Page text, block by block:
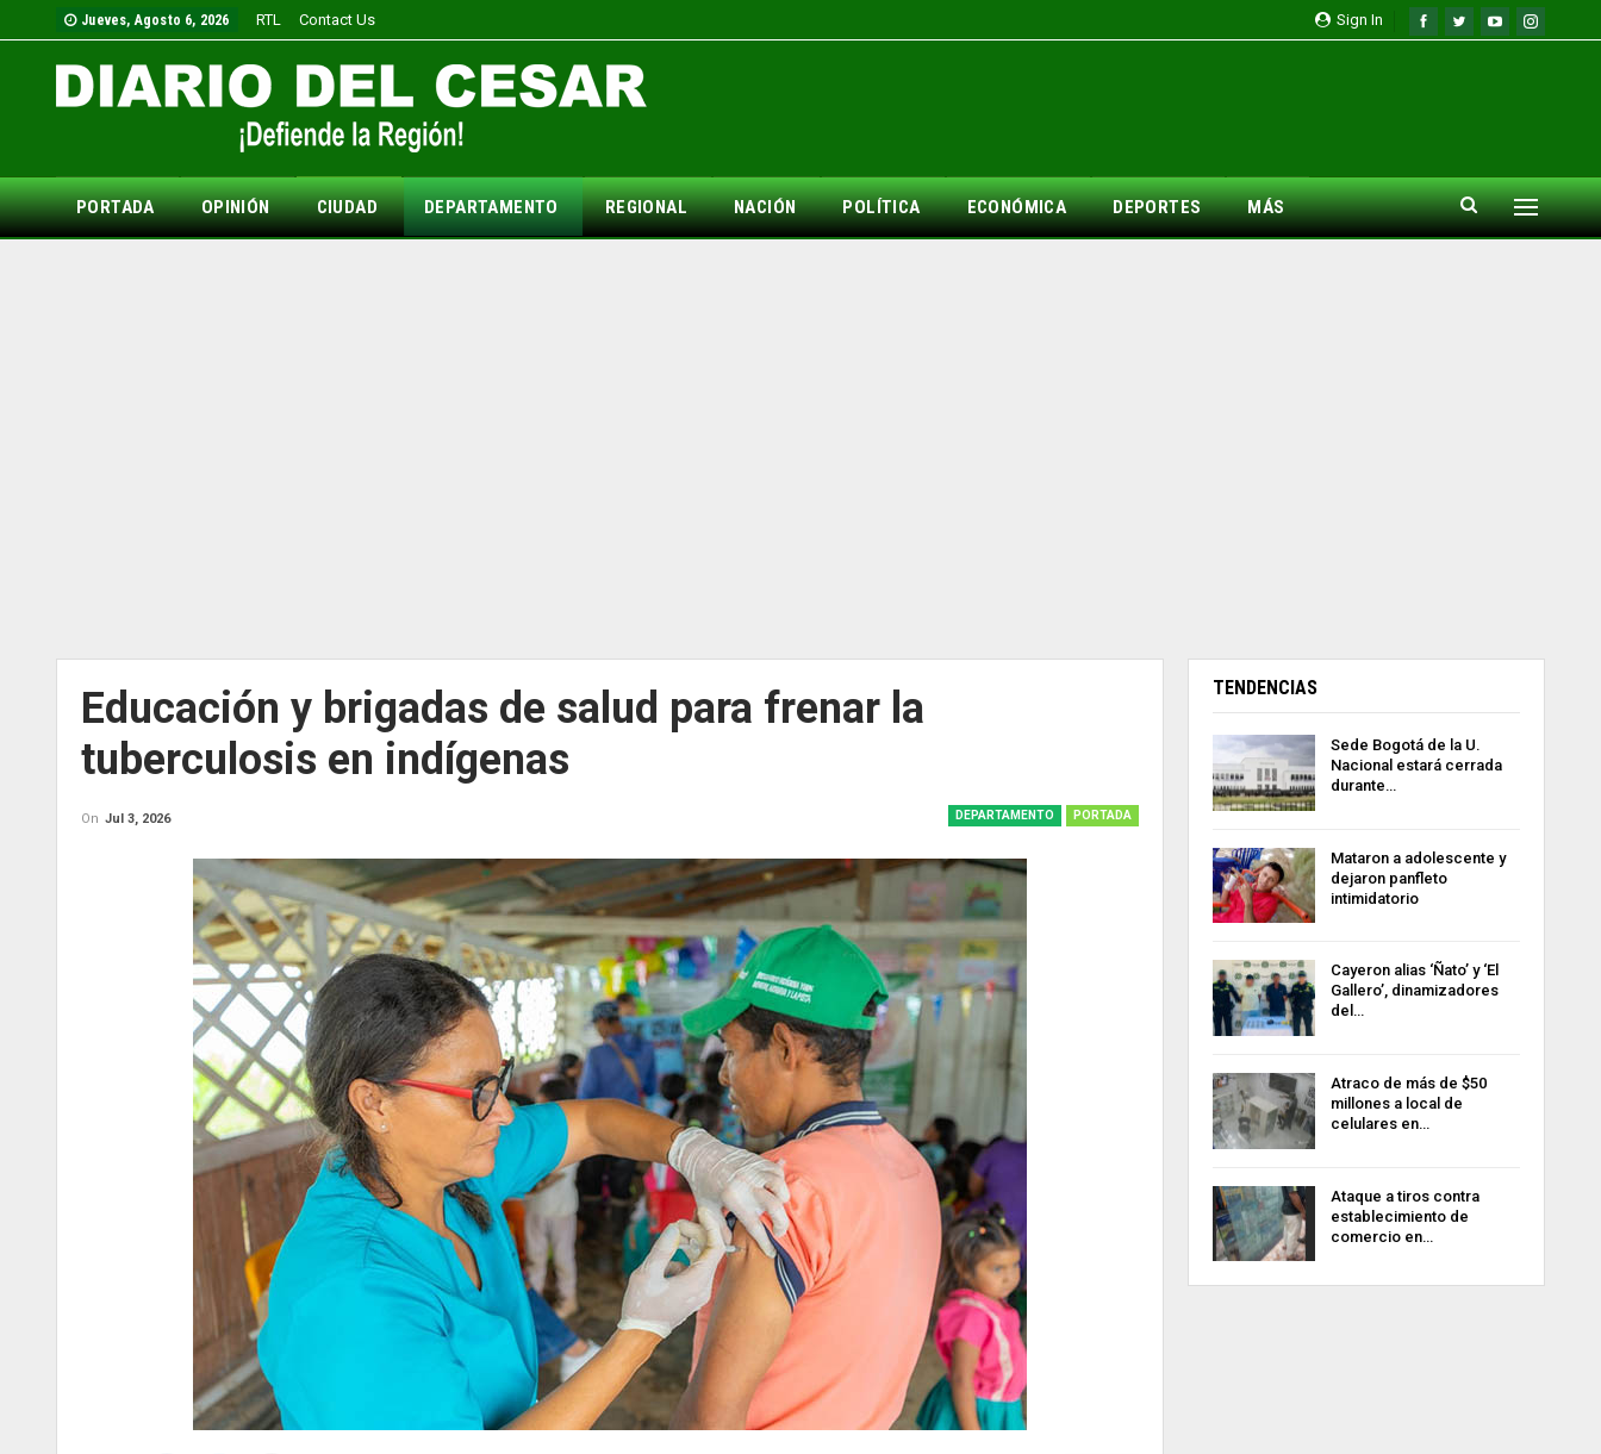
Sign In
Jueves, Agosto 6, 2026 RTL Contact Us
PORTADA OPINIÓN CIUDAD DEPARTAMENTO REGIONAL NACIÓN POLÍTICA ECONÓMICA DEPORTES MÁS
Educación y brigadas de salud para frenar la
tuberculosis en indígenas
DEPARTAMENTO PORTADA
On Jul 3, 2026
TENDENCIAS
Sede Bogotá de la U.
Nacional estará cerrada
durante…
Mataron a adolescente y
dejaron panfleto
intimidatorio
Cayeron alias ‘Ñato’ y ‘El
Gallero’, dinamizadores
del…
Atraco de más de $50
millones a local de
celulares en…
Ataque a tiros contra
establecimiento de
comercio en…